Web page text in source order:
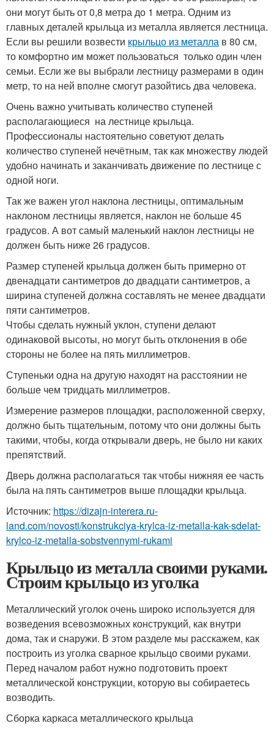
они могут быть от 0,8 метра до 1 метра. Одним из
главных деталей крыльца из металла является лестница.
Если вы решили возвести крыльцо из металла в 80 см,
то комфортно им может пользоваться только один член
семьи. Если же вы выбрали лестницу размерами в один
метр, то на ней вполне смогут разойтись два человека.
Очень важно учитывать количество ступеней
располагающиеся на лестнице крыльца.
Профессионалы настоятельно советуют делать
количество ступеней нечётным, так как множеству людей
удобно начинать и заканчивать движение по лестнице с
одной ноги.
Так же важен угол наклона лестницы, оптимальным
наклоном лестницы является, наклон не больше 45
градусов. А вот самый маленький наклон лестницы не
должен быть ниже 26 градусов.
Размер ступеней крыльца должен быть примерно от
двенадцати сантиметров до двадцати сантиметров, а
ширина ступеней должна составлять не менее двадцати
пяти сантиметров.
Чтобы сделать нужный уклон, ступени делают
одинаковой высоты, но могут быть отклонения в обе
стороны не более на пять миллиметров.
Ступеньки одна на другую находят на расстоянии не
больше чем тридцать миллиметров.
Измерение размеров площадки, расположенной сверху,
должно быть тщательным, потому что они должны быть
такими, чтобы, когда открывали дверь, не было ни каких
препятствий.
Дверь должна располагаться так чтобы нижняя ее часть
была на пять сантиметров выше площадки крыльца.
Источник: https://dizajn-interera.ru-
land.com/novosti/konstrukciya-krylca-iz-metalla-kak-sdelat-
krylco-iz-metalla-sobstvennymi-rukami
Крыльцо из металла своими руками.
Строим крыльцо из уголка
Металлический уголок очень широко используется для
возведения всевозможных конструкций, как внутри
дома, так и снаружи. В этом разделе мы расскажем, как
построить из уголка сварное крыльцо своими руками.
Перед началом работ нужно подготовить проект
металлической конструкции, которую вы собираетесь
возводить.
Сборка каркаса металлического крыльца